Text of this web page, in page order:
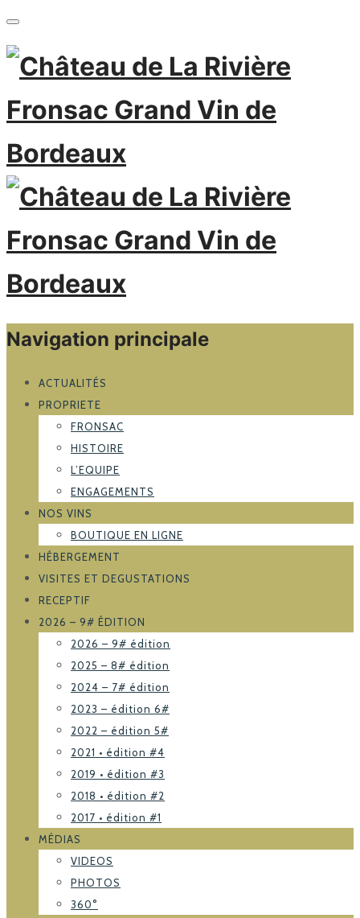
Navigation principale
ACTUALITÉS
PROPRIETE
FRONSAC
HISTOIRE
L’EQUIPE
ENGAGEMENTS
NOS VINS
BOUTIQUE EN LIGNE
HÉBERGEMENT
VISITES ET DEGUSTATIONS
RECEPTIF
2026 – 9# ÉDITION
2026 – 9# édition
2025 – 8# édition
2024 – 7# édition
2023 – édition 6#
2022 – édition 5#
2021 • édition #4
2019 • édition #3
2018 • édition #2
2017 • édition #1
MÉDIAS
VIDEOS
PHOTOS
360°